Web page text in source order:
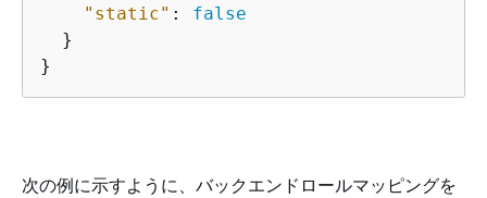
"static" : false
  }
}
次の例に示すように、バックエンドロールマッピングを